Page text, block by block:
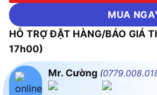
MUA
HỖ TRỢ ĐẶT HÀNG/BÁO GIÁ
17h00)
Mr. Cường (